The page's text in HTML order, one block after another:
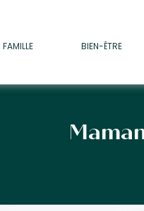
FAMILLE BIEN-ÊTRE
• SOMMEIL
•
• SOINS